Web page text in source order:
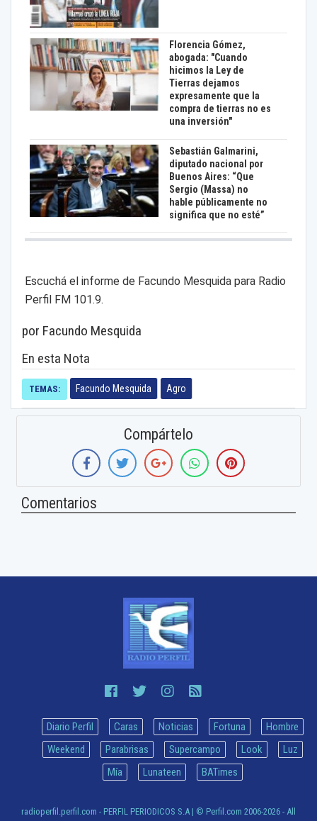
Florencia Gómez,
abogada: "Cuando
hicimos la Ley de
Tierras dejamos
expresamente que la
compra de tierras no es
una inversión"
Sebastián Galmarini,
diputado nacional por
Buenos Aires: “Que
Sergio (Massa) no
hable públicamente no
significa que no esté”
Escuchá el informe de Facundo Mesquida para Radio
Perfil FM 101.9.
por Facundo Mesquida
En esta Nota
TEMAS: Facundo Mesquida Agro
Compártelo
Comentarios
Diario Perfil Caras Noticias Fortuna
Hombre
Weekend
Parabrisas Supercampo Look
Luz
Mía
Lunateen BATimes
radioperfil.perfil.com - PERFIL PERIODICOS S.A | © Perfil.com 2006-2026 - All